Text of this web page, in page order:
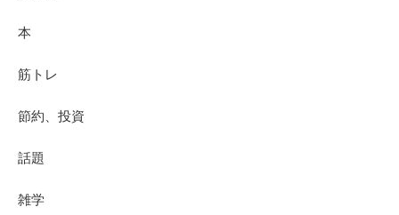
本
筋トレ
節約、投資
話題
雑学